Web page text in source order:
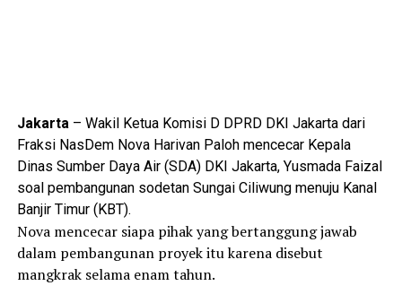
Jakarta– Wakil Ketua Komisi D DPRD DKI Jakarta dari
Fraksi NasDem Nova Harivan Paloh mencecar Kepala
Dinas Sumber Daya Air (SDA) DKI Jakarta, Yusmada Faizal
soal pembangunan sodetan Sungai Ciliwung menuju Kanal
Banjir Timur (KBT).
Nova mencecar siapa pihak yang bertanggung jawab
dalam pembangunan proyek itu karena disebut
mangkrak selama enam tahun.